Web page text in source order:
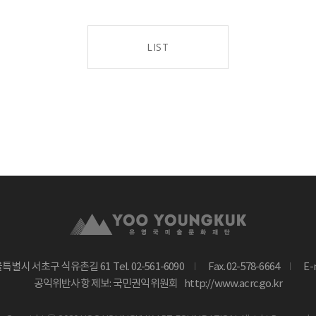
LIST
특별시 서초구 식유촌길 61 Tel. 02-561-6090 Fax. 02-578-6664
공익위반사항 제보: 국민권익위원회
http://www.acrc.go.kr